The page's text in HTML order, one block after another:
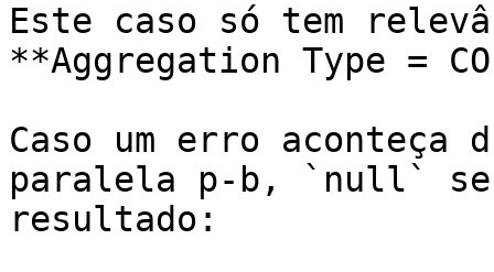
Este caso só tem
**Aggregation Type =
Caso um erro aconteça
paralela p-b, `null`
resultado: